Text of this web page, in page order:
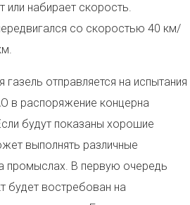
или набирает скорость.
со скоростью 40 км/
газель отправляется на испытания
в распоряжение концерна
будут показаны хорошие
выполнять различные
промыслах. В первую очередь
будет востребован на